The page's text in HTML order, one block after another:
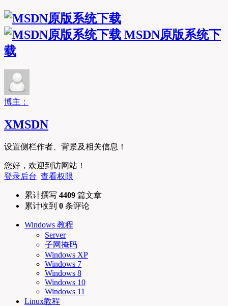
MSDN原版系统下
载
博主：
XMSDN
设置侧栏作者、背景及相关信息！
您好，欢迎到访网站！
登录后台 查看权限
累计撰写 4409 篇文章
累计收到 0 条评论
Windows 教程
Server
子网掩码
Windows XP
Windows 7
Windows 8
Windows 10
Windows 11
Linux教程